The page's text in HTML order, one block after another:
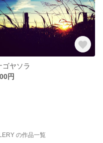
ゴヤソラ
円
の作品一覧